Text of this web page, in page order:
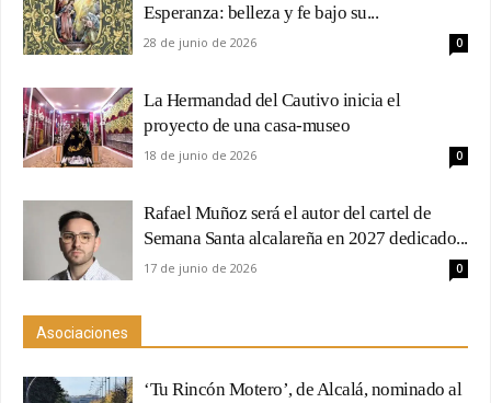
Esperanza: belleza y fe bajo su...
28 de junio de 2026 0
La Hermandad del Cautivo inicia el
proyecto de una casa-museo
18 de junio de 2026 0
Rafael Muñoz será el autor del cartel de
Semana Santa alcalareña en 2027 dedicado...
17 de junio de 2026 0
Asociaciones
‘Tu Rincón Motero’, de Alcalá, nominado al